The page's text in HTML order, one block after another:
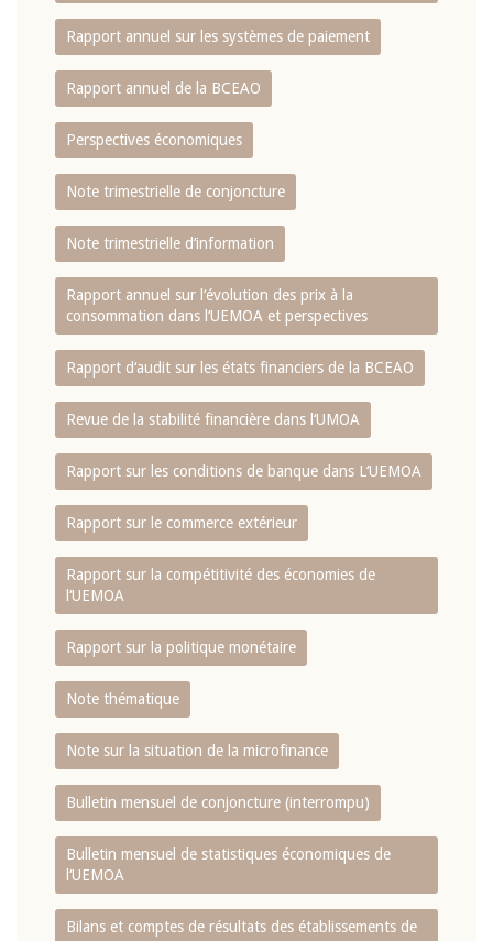
Rapport annuel sur les systèmes de paiement
Rapport annuel de la BCEAO
Perspectives économiques
Note trimestrielle de conjoncture
Note trimestrielle d‘information
Rapport annuel sur l‘évolution des prix à la
consommation dans l‘UEMOA et perspectives
Rapport d‘audit sur les états financiers de la BCEAO
Revue de la stabilité financière dans l‘UMOA
Rapport sur les conditions de banque dans L‘UEMOA
Rapport sur le commerce extérieur
Rapport sur la compétitivité des économies de
l‘UEMOA
Rapport sur la politique monétaire
Note thématique
Note sur la situation de la microfinance
Bulletin mensuel de conjoncture (interrompu)
Bulletin mensuel de statistiques économiques de
l‘UEMOA
Bilans et comptes de résultats des établissements de